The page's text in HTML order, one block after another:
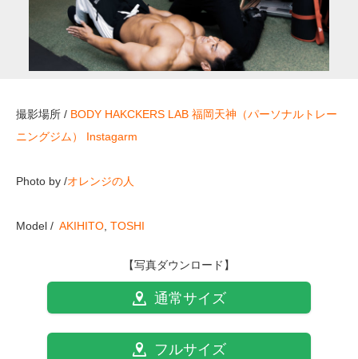
撮影場所 / BODY HAKCKERS LAB 福岡天神（パーソナルトレー
ニングジム）
Instagarm
Photo by /オレンジの人
Model / AKIHITO TOSHI
【写真ダウンロード】
通常サイズ
フルサイズ